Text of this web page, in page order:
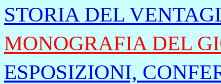
STORIA DEL
MONOGRAFIA DEL
ESPOSIZIONI,